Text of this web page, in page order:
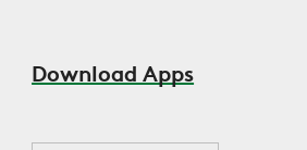
Download Apps